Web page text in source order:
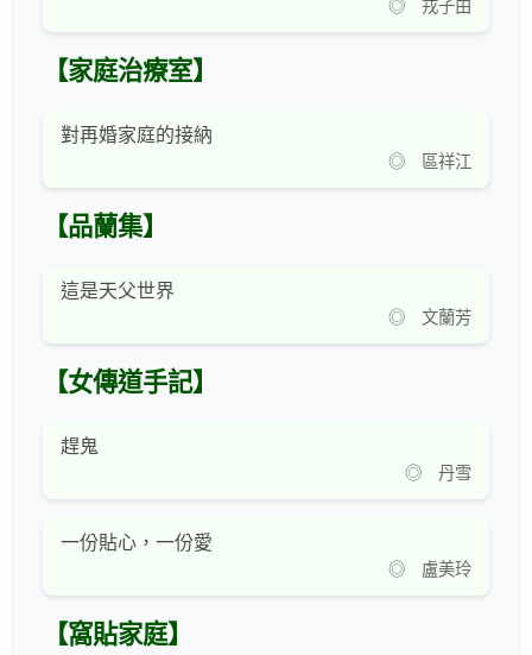
◎ 戎子由
【家庭治療室】
對再婚家庭的接納
◎ 區祥江
【品蘭集】
這是天父世界
◎ 文蘭芳
【女傳道手記】
趕鬼
◎ 丹雪
一份貼心，一份愛
◎ 盧美玲
【窩貼家庭】